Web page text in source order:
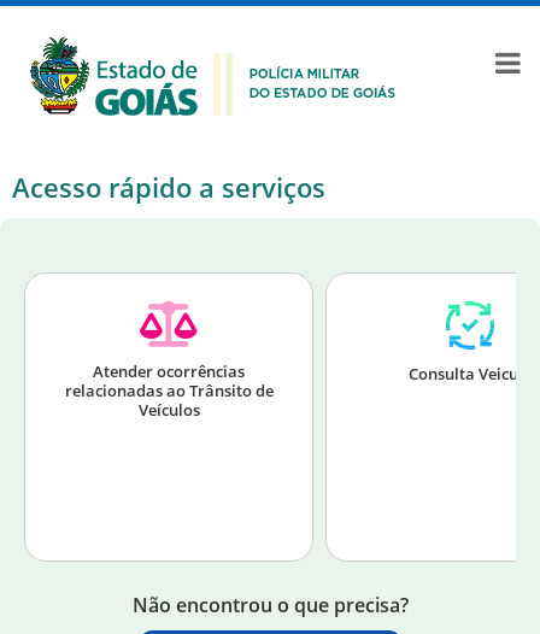
Acesso rápido a serviços
Atender ocorrências
relacionadas ao Trânsito de
Veículos
Consulta Veiculo
Não encontrou o que precisa?